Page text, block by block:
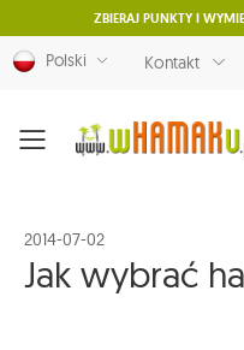
ZBIERAJ PUNKTY I
Polski Kontakt
Menu
2014-07-02
Jak wybrać